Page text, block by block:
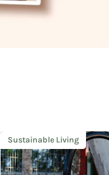
Sustainable Living